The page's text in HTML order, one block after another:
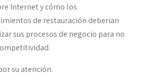
Internet y cómo los
de restauración deberian
sus procesos de negocio para no
su atención.